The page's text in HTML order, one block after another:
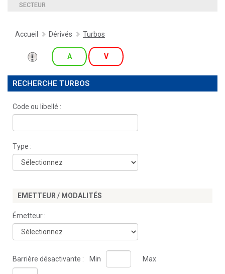
SECTEUR
Accueil Dérivés Turbos
A V
RECHERCHE TURBOS
Code ou libellé :
Type :
EMETTEUR / MODALITÉS
Émetteur :
Barrière désactivante : Min Max